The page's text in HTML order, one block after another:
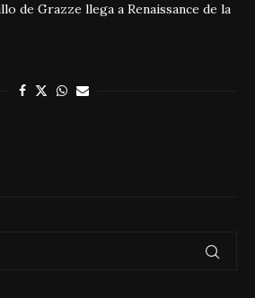
de Grazze llega a Renaissance de la